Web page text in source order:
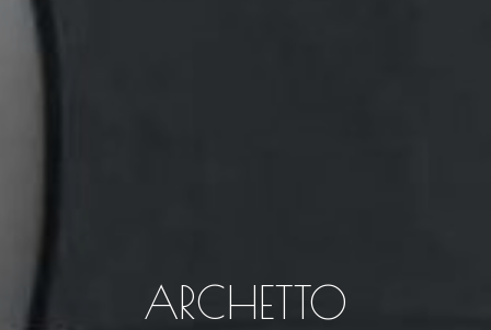
ARCHETTO